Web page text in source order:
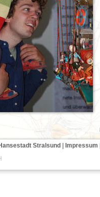
Stralsund Impressum